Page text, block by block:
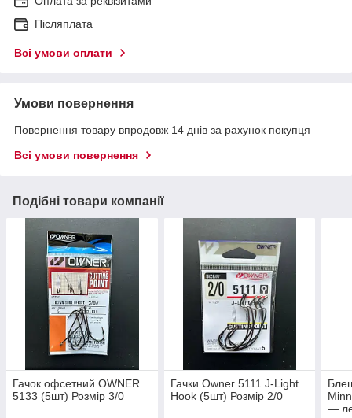
Післяплата
Всі умови оплати
Умови повернення
Повернення товару впродовж 14 днів за рахунок покупця
Всі умови повернення
Подібні товари компанії
Гачок офсетний OWNER
5133 (5шт) Розмір 3/0
Гачки Owner 5111 J-Light
Hook (5шт) Розмір 2/0
—